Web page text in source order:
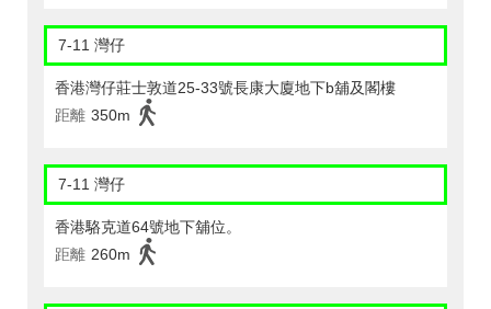
7-11 灣仔
香港灣仔莊士敦道25-33號長康大廈地下b舖及閣樓
距離 350m
7-11 灣仔
香港駱克道64號地下舖位。
距離 260m